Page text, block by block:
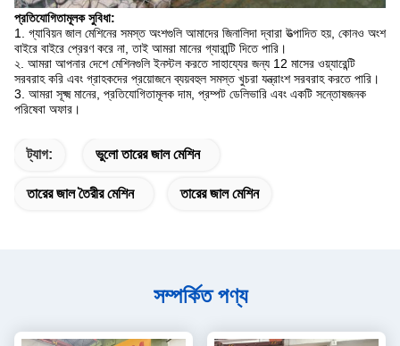
প্রতিযোগিতামূলক সুবিধা:
1. গ্যাবিয়ন জাল মেশিনের সমস্ত অংশগুলি আমাদের জিনালিদা দ্বারা উত্পাদিত হয়, কোনও অংশ
বাইরে বাইরে প্রেরণ করে না, তাই আমরা মানের গ্যারান্টি দিতে পারি।
২. আমরা আপনার দেশে মেশিনগুলি ইনস্টল করতে সাহায্যের জন্য 12 মাসের ওয়্যারেন্টি
সরবরাহ করি এবং গ্রাহকদের প্রয়োজনে ব্যয়বহুল সমস্ত খুচরা যন্ত্রাংশ সরবরাহ করতে পারি।
3. আমরা সূক্ষ্ম মানের, প্রতিযোগিতামূলক দাম, প্রম্পট ডেলিভারি এবং একটি সন্তোষজনক
পরিষেবা অফার।
ট্যাগ: ভুলো তারের জাল মেশিন
তারের জাল তৈরীর মেশিন তারের জাল মেশিন
সম্পর্কিত পণ্য